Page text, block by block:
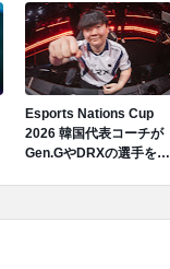
それに対するプランは持
ってきていたため、想定
した対応はできていたこ
とは良かったと思う。」
Esports Nations Cup
2026 韓国代表コーチが
Gen.GやDRXの選手を選